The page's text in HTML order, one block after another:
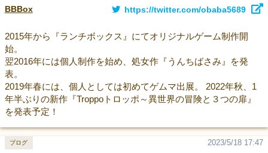
BBBox https://twitter.com/obaba5689
2015年から『ランチボックス』にてオリジナルゲーム制作開
始。
翌2016年には個人制作を始め、処女作『うんちばさみ』を発
表。
2019年春には、個人としては初めてゲムマ出展。 2022年秋、1
年半ぶりの新作『Troppoトロッポ～異世界の冒険と３つの扉』
を発表予定！
2023/5/18 17:47
ブログ